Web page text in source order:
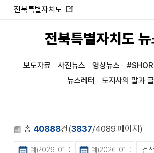
전북특별자치도
열
림
전북특별자치도
보도자료 사진뉴스 영상뉴스
뉴스레터
도지사의 말과 글
총 40888건(3837/4089 페이지)